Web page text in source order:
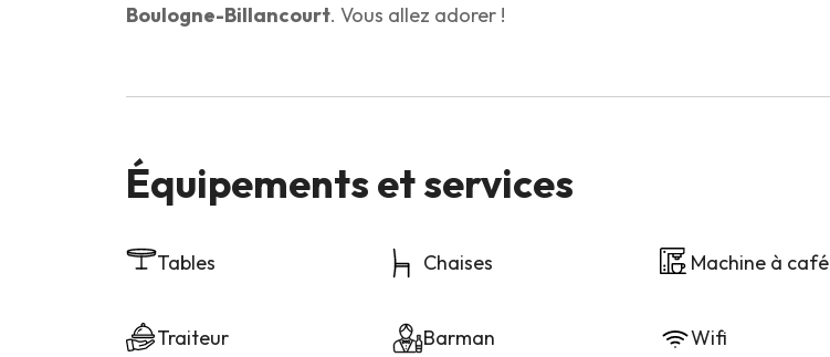
Boulogne-Billancourt. Vous allez adorer !
Équipements et services
Tables Chaises Machine à café
Traiteur Barman Wifi